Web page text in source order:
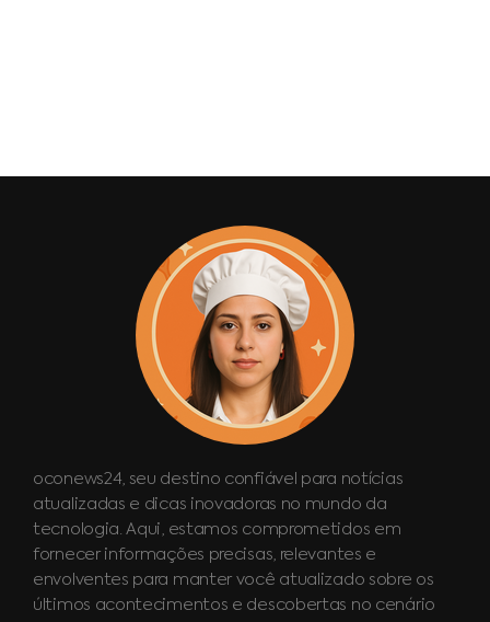
oconews24, seu destino confiável para notícias
atualizadas e dicas inovadoras no mundo da
tecnologia. Aqui, estamos comprometidos em
fornecer informações precisas, relevantes e
envolventes para manter você atualizado sobre os
últimos acontecimentos e descobertas no cenário